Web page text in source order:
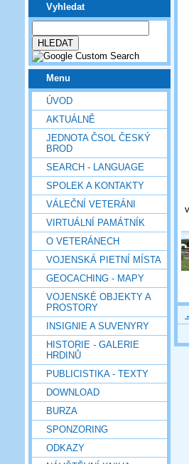
Vyhledat
Menu
ÚVOD
AKTUÁLNĚ
JEDNOTA ČSOL ČESKÝ
BROD
SEARCH - LANGUAGE
SPOLEK A KONTAKTY
VÁLEČNÍ VETERÁNI
VIRTUÁLNÍ PAMÁTNÍK
O VETERÁNECH
VOJENSKÁ PIETNÍ MÍSTA
GEOCACHING - MAPY
VOJENSKÉ OBJEKTY A
PROSTORY
INSIGNIE A SUVENYRY
HISTORIE - GALERIE
HRDINŮ
PUBLICISTIKA - TEXTY
DOWNLOAD
BURZA
SPONZORING
ODKAZY